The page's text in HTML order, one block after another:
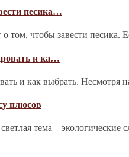
песика…
том, чтобы завести песика.
и ка…
и как выбрать.
плюсов
тема –